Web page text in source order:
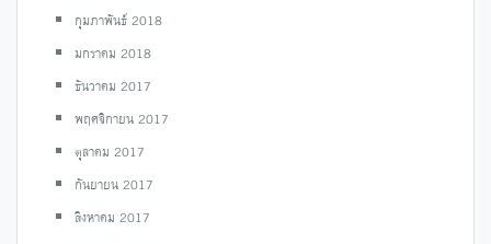
กุมภาพันธ์ 2018
มกราคม 2018
ธันวาคม 2017
พฤศจิกายน 2017
ตุลาคม 2017
กันยายน 2017
สิงหาคม 2017